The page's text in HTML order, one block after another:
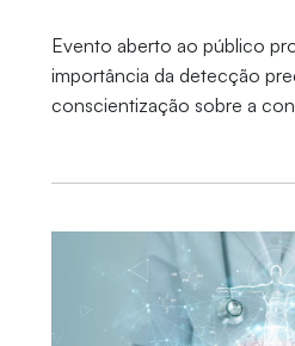
Evento aberto ao público
importância da detecção
conscientização sobre a